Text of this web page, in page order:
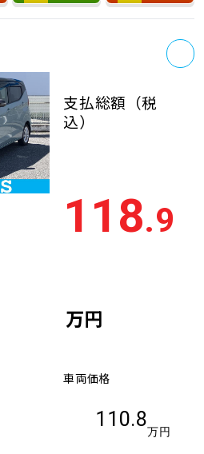
支払総額 （税
込）
118.9
万円
車両価格
110.8
万円